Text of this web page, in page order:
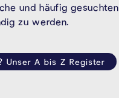
und häufig gesuchten
zu werden.
Unser A bis Z Register